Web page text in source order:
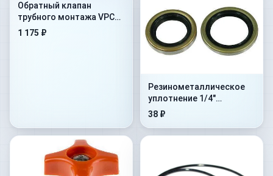
Обратный клапан
трубного монтажа VPC
1&#039-&#039-
1 175 ₽
Резинометалличеcкое
уплотнение 1/4"
(1MTBU.100101)
38 ₽